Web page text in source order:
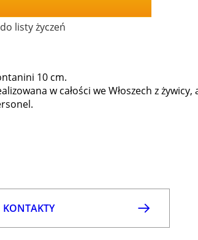
listy życzeń
10 cm.
w całości we Włoszech z